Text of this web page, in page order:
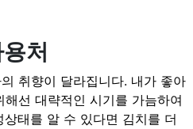
처
취향이 달라집니다. 내가 좋아
선 대략적인 시기를 가늠하여
태를 알 수 있다면 김치를 더